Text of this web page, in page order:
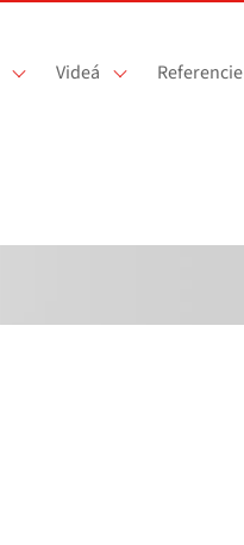
Videá Referencie